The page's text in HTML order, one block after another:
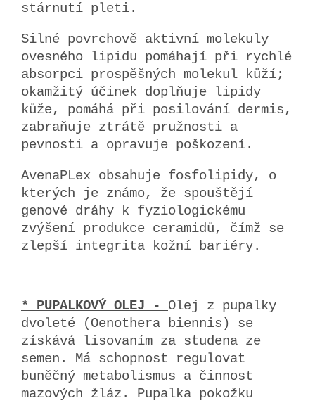
stárnutí pleti.
Silné povrchově aktivní molekuly
ovesného lipidu pomáhají při rychlé
absorpci prospěšných molekul kůží;
okamžitý účinek doplňuje lipidy
kůže, pomáhá při posilování dermis,
zabraňuje ztrátě pružnosti a
pevnosti a opravuje poškození.
AvenaPLex obsahuje fosfolipidy, o
kterých je známo, že spouštějí
genové dráhy k fyziologickému
zvýšení produkce ceramidů, čímž se
zlepší integrita kožní bariéry.
* PUPALKOVÝ OLEJ - Olej z pupalky
dvoleté (Oenothera biennis) se
získává lisovaním za studena ze
semen. Má schopnost regulovat
buněčný metabolismus a činnost
mazových žláz. Pupalka pokožku